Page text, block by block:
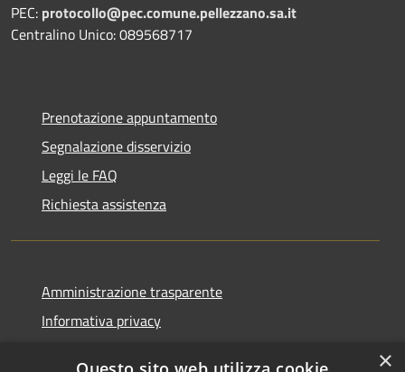
PEC: protocollo@pec.comune.pellezzano.sa.it
Centralino Unico: 089568717
Prenotazione appuntamento
Segnalazione disservizio
Leggi le FAQ
Richiesta assistenza
Amministrazione trasparente
Informativa privacy
×